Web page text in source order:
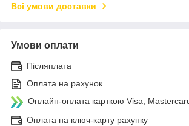
Всі умови доставки
Умови оплати
Післяплата
Оплата на рахунок
Онлайн-оплата карткою Visa,
Оплата на ключ-карту рахунку